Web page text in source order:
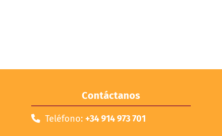
Contáctanos
Teléfono: +34 914 973 701